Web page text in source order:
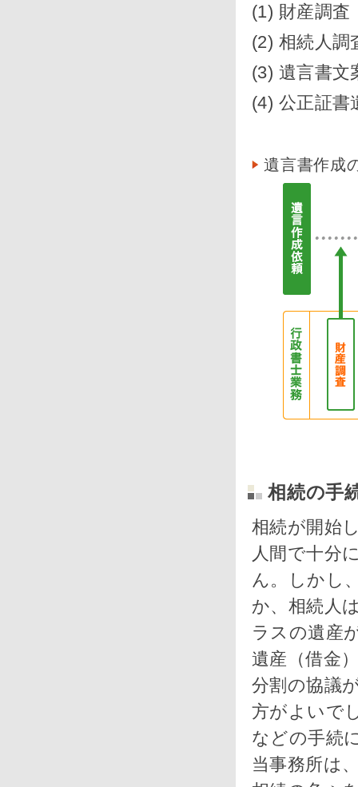
(1) 財産調査
(2) 相続人調
(3) 遺言書文
(4) 公正証書
遺言書作成
相続の手
相続が開始
人間で十分
ん。しかし
か、相続人
ラスの遺産
遺産（借金
分割の協議
方がよいで
などの手続
当事務所は